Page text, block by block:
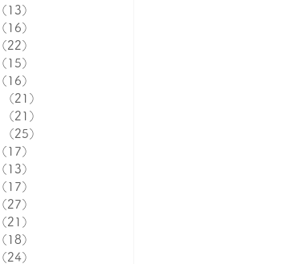
（13）
（16）
（22）
（15）
（16）
（21）
（21）
（25）
（17）
（13）
（17）
（27）
（21）
（18）
（24）